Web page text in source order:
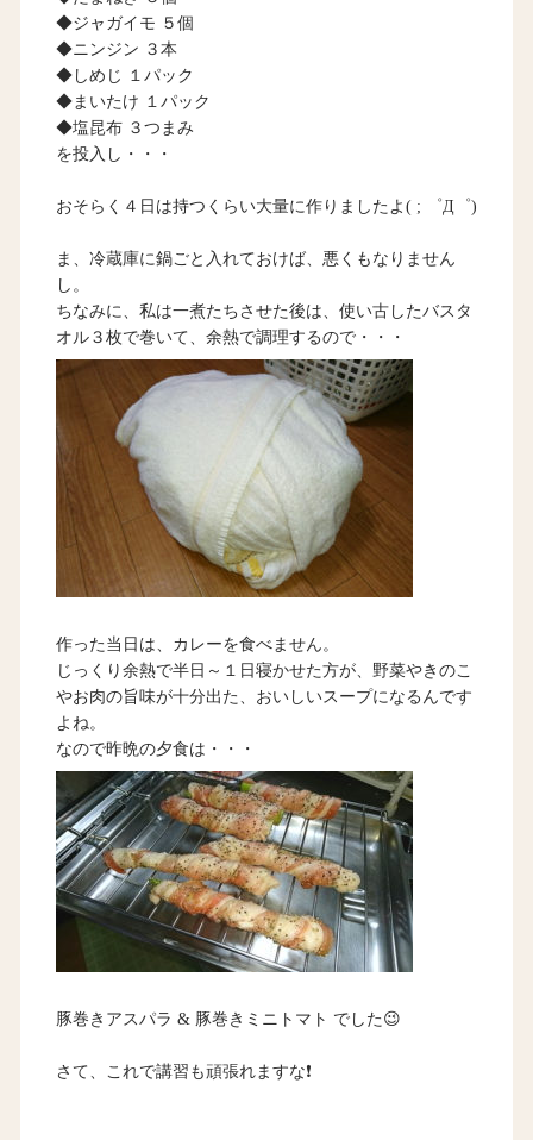
◆ジャガイモ ５個
◆ニンジン ３本
◆しめじ １パック
◆まいたけ １パック
◆塩昆布 ３つまみ
を投入し・・・
おそらく４日は持つくらい大量に作りましたよ( ; ゜Д゜)
ま、冷蔵庫に鍋ごと入れておけば、悪くもなりません
し。
ちなみに、私は一煮たちさせた後は、使い古したバスタ
オル３枚で巻いて、余熱で調理するので・・・
作った当日は、カレーを食べません。
じっくり余熱で半日～１日寝かせた方が、野菜やきのこ
やお肉の旨味が十分出た、おいしいスープになるんです
よね。
なので昨晩の夕食は・・・
豚巻きアスパラ & 豚巻きミニトマト でした😉
さて、これで講習も頑張れますな❗